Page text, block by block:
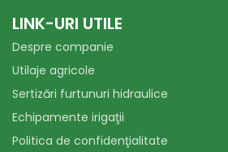
LINK-URI UTILE
Despre companie
Utilaje agricole
Sertizări furtunuri hidraulice
Echipamente irigaţii
Politica de confidenţialitate